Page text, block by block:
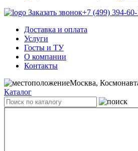
Заказать звонок+7 (499) 394-
Доставка и оплата
Услуги
Госты и ТУ
О компании
Контакты
Москва,
Каталог